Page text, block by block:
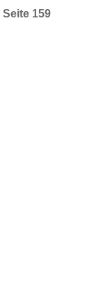
Seite 159